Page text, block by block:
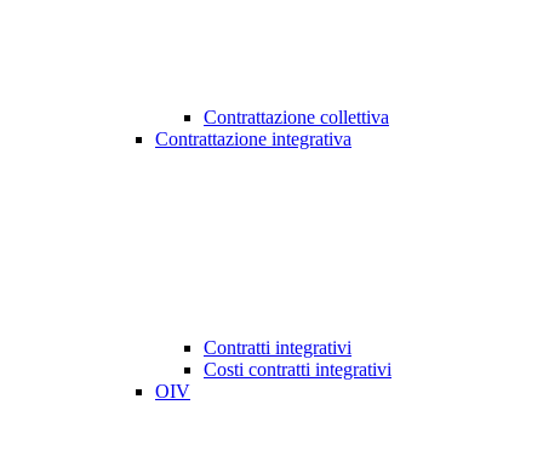
Contrattazione collettiva
Contrattazione integrativa
Contratti integrativi
Costi contratti integrativi
OIV